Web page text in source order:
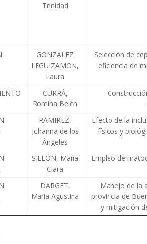
Trinidad
GONZALEZ
LEGUIZAMON,
Laura
Selección de
eficiencia de
CURRÁ,
Romina Belén
RAMIREZ,
Johanna de los
Ángeles
Efecto de la
físicos y
SILLÓN, María
Clara
Empleo de
DARGET,
María Agustina
Manejo de la
provincia de
y mitigación